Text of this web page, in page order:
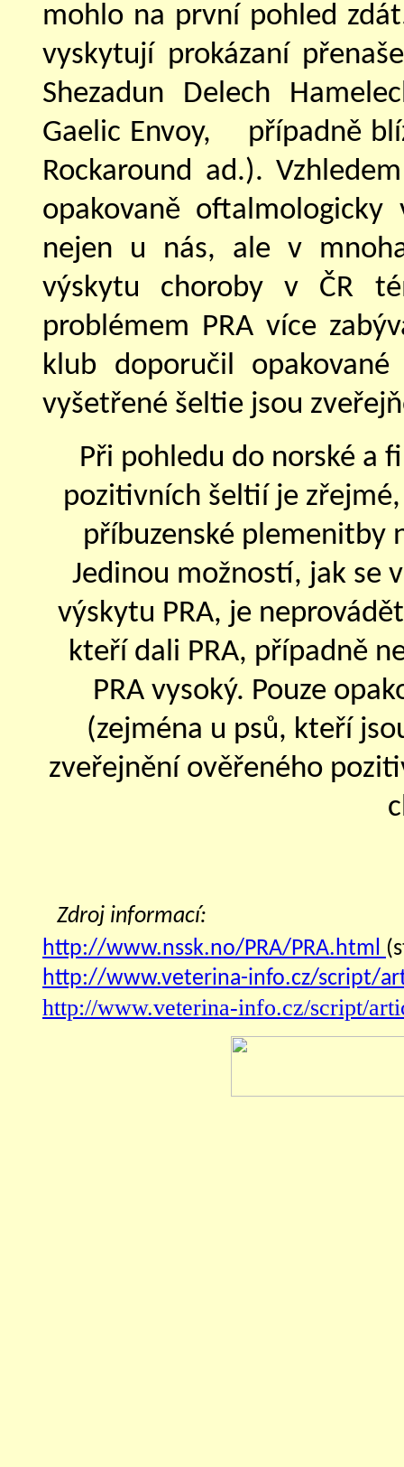
mohlo na první pohled
vyskytují prokázaní
Shezadun Delech
Gaelic Envoy,
případně
Rockaround ad.).
opakovaně
nejen u nás, ale v
výskytu choroby v ČR
problémem PRA více
klub doporučil
vyšetřené šeltie jsou
Při pohledu do norské a
pozitivních šeltií je
příbuzenské plemenitby
Jedinou možností, jak se
výskytu PRA, je
kteří dali PRA, případně
PRA vysoký. Pouze
(zejména u psů, kteří
zveřejnění ověřeného
Zdroj informací:
http://www.nssk.no/PRA/PRA.html
http://www.veterina-info.cz/script/
http://www.veterina-info.cz/script/